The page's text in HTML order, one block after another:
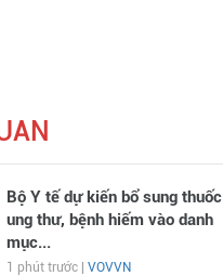
Bộ Y tế dự kiến bổ sung thuốc
ung thư, bệnh hiếm vào danh
mục...
1 phút trước | VOVVN